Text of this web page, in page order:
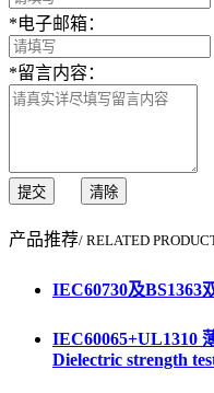
*电子邮箱：
*留言内容：
提交 清除
产品推荐/ RELATED
IEC60730及BS1363
IEC60065+UL1310
Dielectric strength